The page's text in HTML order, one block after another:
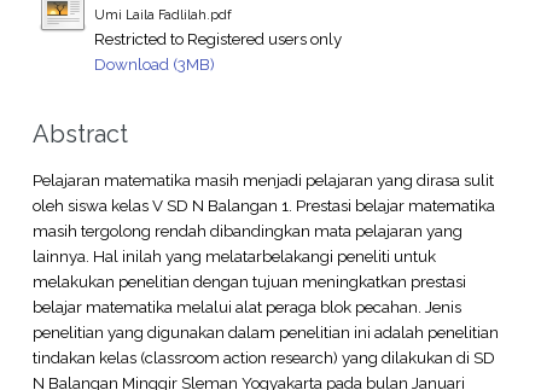
Umi Laila Fadlilah.pdf
Restricted to Registered users only
Download (3MB)
Abstract
Pelajaran matematika masih menjadi pelajaran yang dirasa sulit
oleh siswa kelas V SD N Balangan 1. Prestasi belajar matematika
masih tergolong rendah dibandingkan mata pelajaran yang
lainnya. Hal inilah yang melatarbelakangi peneliti untuk
melakukan penelitian dengan tujuan meningkatkan prestasi
belajar matematika melalui alat peraga blok pecahan. Jenis
penelitian yang digunakan dalam penelitian ini adalah penelitian
tindakan kelas (classroom action research) yang dilakukan di SD
N Balangan Minggir Sleman Yogyakarta pada bulan Januari